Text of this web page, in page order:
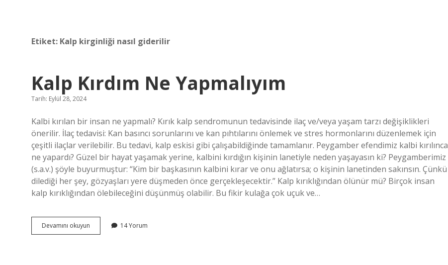
Etiket: Kalp kirginliği nasıl giderilir
Kalp Kırdım Ne Yapmalıyım
Tarih: Eylül 28, 2024
Kalbi kırılan bir insan ne yapmalı? Kırık kalp sendromunun tedavisinde ilaç ve/veya yaşam tarzı değişiklikleri
önerilir. İlaç tedavisi: Kan basıncı sorunlarını ve kan pıhtılarını önlemek ve stres hormonlarını düzenlemek için
çeşitli ilaçlar verilebilir. Bu tedavi, kalp eskisi gibi çalışabildiğinde tamamlanır. Peygamber efendimiz kalbi kırılınca
ne yapardı? Güzel bir hayat yaşamak yerine, kalbini kırdığın kişinin lanetiyle neden yaşayasın ki? Peygamberimiz
(s.a.v.) şöyle buyurmuştur: “Kim bir başkasının kalbini kırar ve onu ağlatırsa; o kişinin lanetinden sakınsın. Çünkü
dilediği her şey, gözyaşları yere düşmeden önce gerçekleşecektir.” Kalp kırıklığından ölünür mü? Birçok insan
kalp kırıklığından ölebileceğini düşünmüş olabilir. Bu fikir kulağa çok uçuk ve…
Devamını okuyun
Kırdım
14 Yorum